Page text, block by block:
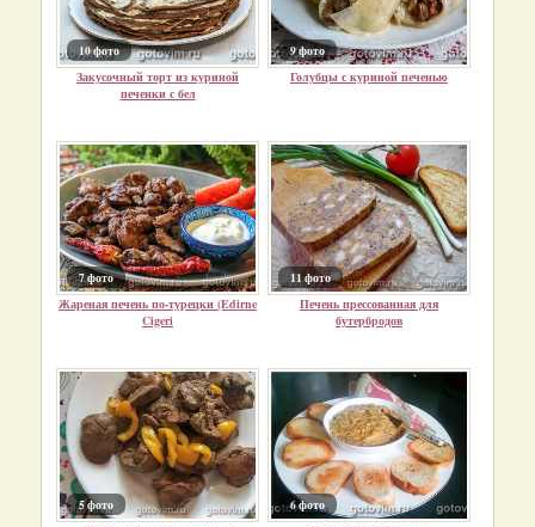
10 фото
Закусочный торт из куриной
печенки с бел
9 фото
Голубцы с куриной печенью
7 фото
Жареная печень по-турецки (Edirne
Cigeri
11 фото
Печень прессованная для
бутербродов
5 фото
6 фото